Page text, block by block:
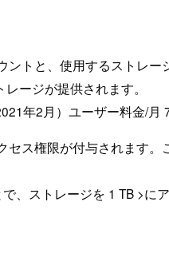
トと、使用するストレ
ージが提供されます。
年2月）ユーザー料金/月
ス権限が付与されます
、ストレージを 1 TB >に